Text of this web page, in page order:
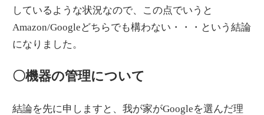
しているような状況なので、この点でいうと
Amazon/Googleどちらでも構わない・・・という結論
になりました。
〇機器の管理について
結論を先に申しますと、我が家がGoogleを選んだ理